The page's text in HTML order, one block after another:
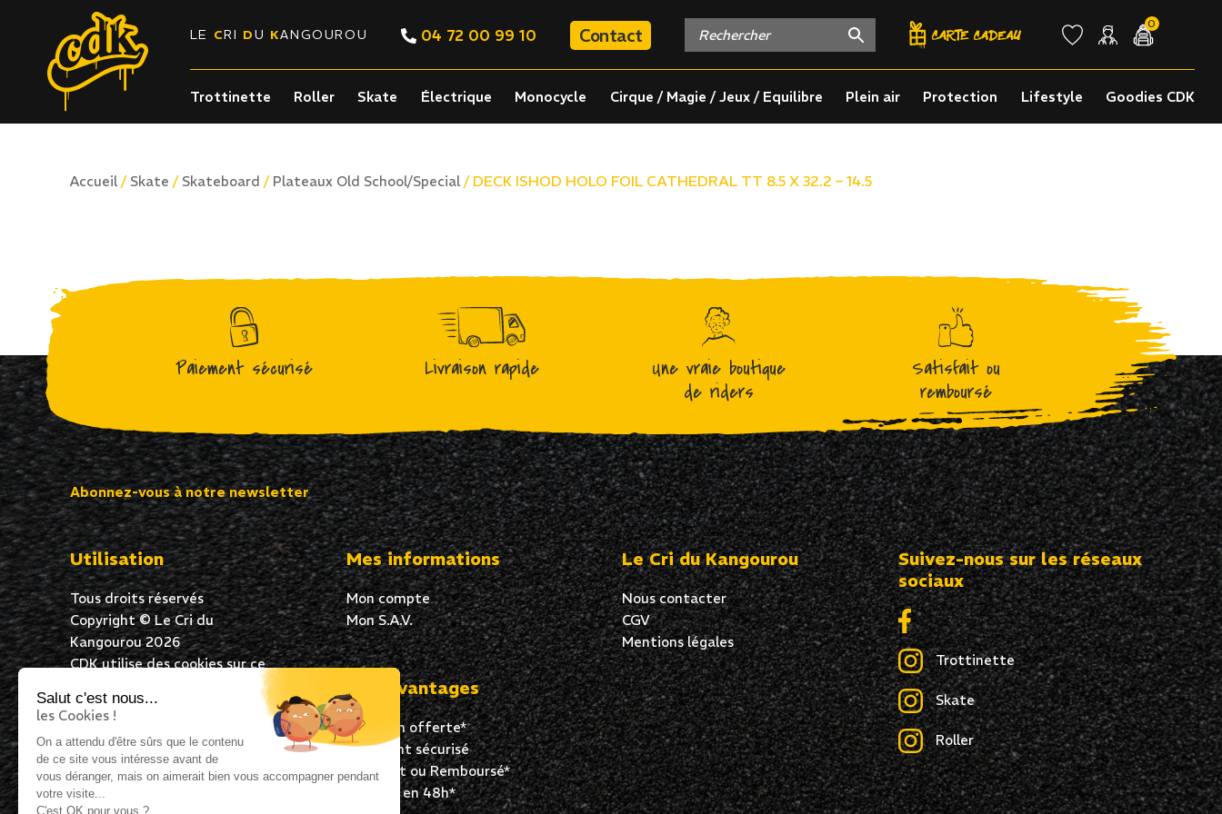
Salut c'est nous...
les Cookies !
On a attendu d'être sûrs que le contenu
de ce site vous intéresse avant de
vous déranger, mais on aimerait bien vous accompagner pendant
votre visite...
C'est OK pour vous ?
LE CRI DU KANGOUROU 04 72 00 99 10 Contact
0
Trottinette Roller Skate Électrique Monocycle Cirque / Magie / Jeux / Equilibre Plein air Protection Lifestyle Goodies CDK
Accueil / Skate / Skateboard / Plateaux Old School/Special / DECK ISHOD HOLO FOIL CATHEDRAL TT 8.5 X 32.2 – 14.5
Paiement sécurisé Livraison rapide
Une vraie boutique
de riders
Satisfait ou
remboursé
Abonnez-vous à notre newsletter
Utilisation
Tous droits réservés
Copyright © Le Cri du
Kangourou 2026
CDK utilise des cookies sur ce
excellente expérience de
utilisateurs. En poursuivant
votre navigation, vous acceptez
l’utilisation de cookies.
Mes informations
Mon compte
Mon S.A.V.
Mes avantages
Livraison offerte*
Paiement sécurisé
Satisfait ou Remboursé*
Expédié en 48h*
Le Cri du Kangourou
Nous contacter
CGV
Mentions légales
Suivez-nous sur les réseaux
sociaux
Trottinette
Skate
Roller